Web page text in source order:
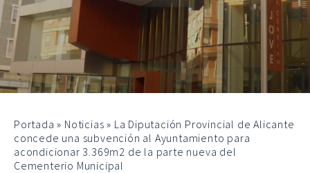
Portada » Noticias » La Diputación Provincial de Alicante
concede una subvención al Ayuntamiento para
acondicionar 3.369m2 de la parte nueva del
Cementerio Municipal